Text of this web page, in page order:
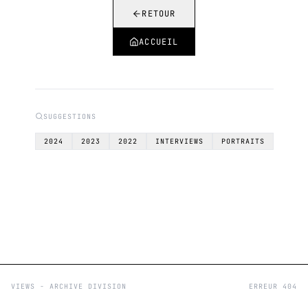
RETOUR
ACCUEIL
SUGGESTIONS
2024 2023 2022 INTERVIEWS PORTRAITS
VIEWS - ARCHIVE DIVISION ERREUR 404